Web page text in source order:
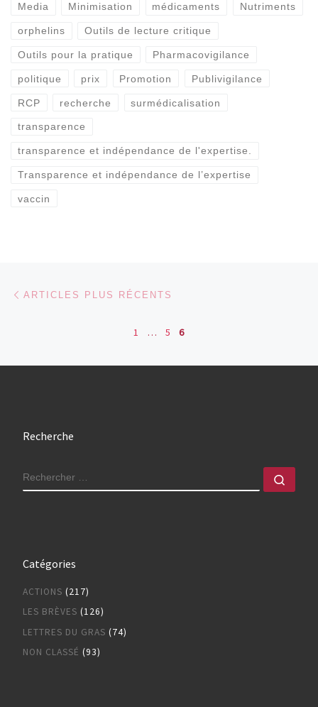
Media Minimisation médicaments Nutriments
orphelins Outils de lecture critique
Outils pour la pratique Pharmacovigilance
politique prix Promotion Publivigilance
RCP recherche surmédicalisation
transparence
transparence et indépendance de l'expertise.
Transparence et indépendance de l’expertise
vaccin
Navigation dans les articles
ARTICLES PLUS RÉCENTS
1 … 5 6
Recherche
RECHERCHER
Catégories
ACTIONS (217)
LES BRÈVES (126)
LETTRES DU GRAS (74)
NON CLASSÉ (93)